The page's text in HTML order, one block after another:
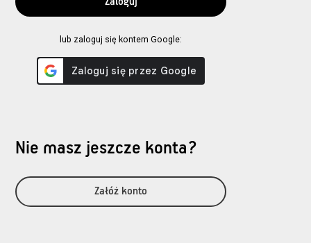
lub zaloguj się kontem Google:
Nie masz jeszcze konta?
Załóż konto